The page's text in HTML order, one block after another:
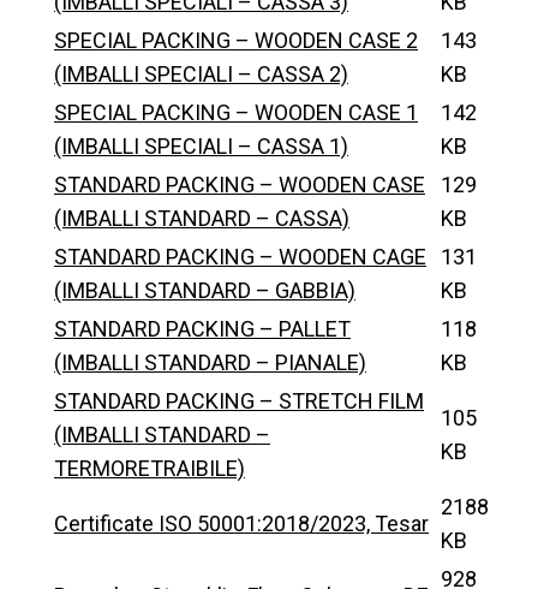
SPECIAL PACKING – WOODEN CASE 2
(IMBALLI SPECIALI – CASSA 2)
143
KB
SPECIAL PACKING – WOODEN CASE 1
(IMBALLI SPECIALI – CASSA 1)
142
KB
STANDARD PACKING – WOODEN CASE
(IMBALLI STANDARD – CASSA)
129
KB
STANDARD PACKING – WOODEN CAGE
(IMBALLI STANDARD – GABBIA)
131
KB
STANDARD PACKING – PALLET
(IMBALLI STANDARD – PIANALE)
118
KB
STANDARD PACKING – STRETCH FILM
(IMBALLI STANDARD –
TERMORETRAIBILE)
105
KB
Certificate ISO 50001:2018/2023, Tesar
2188
KB
928